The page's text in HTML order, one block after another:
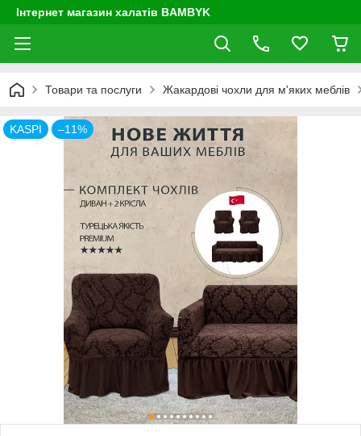
Інтернет магазин халатів BAMBYK
Товари та послуги Жакардові чохли для м'яких меблів
KASPI –11%